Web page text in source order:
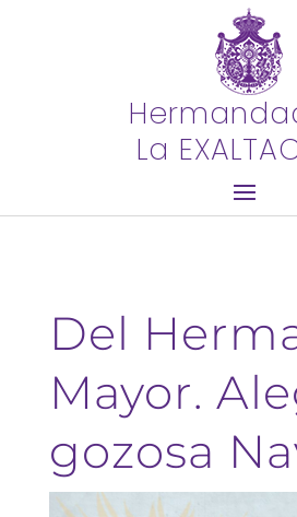
La
Del
Mayor.
gozosa